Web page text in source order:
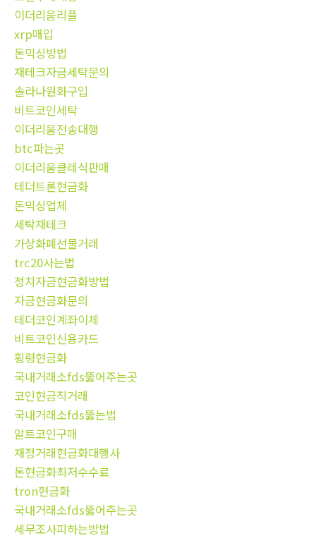
이더리움리플
xrp매입
돈믹싱방법
재테크자금세탁문의
솔라나원화구입
비트코인세탁
이더리움전송대행
btc파는곳
이더리움클레식판매
테더트론현금화
돈믹싱업체
세탁재테크
가상화폐선물거래
trc20사는법
정치자금현금화방법
자금현금화문의
테더코인계좌이체
비트코인신용카드
횡령현금화
국내거래소fds뚫어주는곳
코인현금직거래
국내거래소fds뚫는법
알트코인구매
재정거래현금화대행사
돈현금화최저수수료
tron현금화
국내거래소fds뚫어주는곳
세무조사피하는방법